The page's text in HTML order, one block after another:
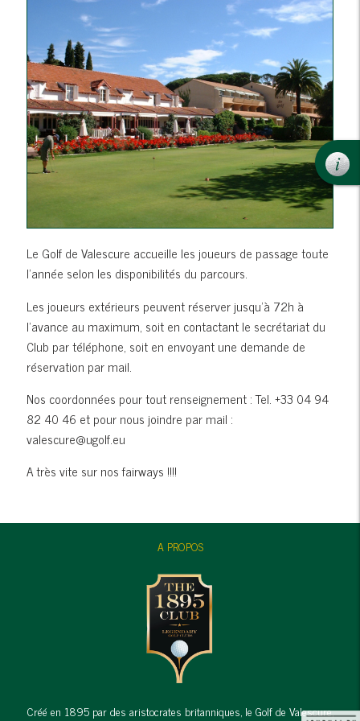
Le Golf de Valescure accueille les joueurs de passage toute
l'année selon les disponibilités du parcours.
Les joueurs extérieurs peuvent réserver jusqu'à 72h à
l'avance au maximum, soit en contactant le secrétariat du
Club par téléphone, soit en envoyant une demande de
réservation par mail.
Nos coordonnées pour tout renseignement : Tel. +33 04 94
82 40 46 et pour nous joindre par mail :
valescure@ugolf.eu
A très vite sur nos fairways !!!!
A PROPOS
Créé en 1895 par des aristocrates britanniques, le Golf de Valescure,